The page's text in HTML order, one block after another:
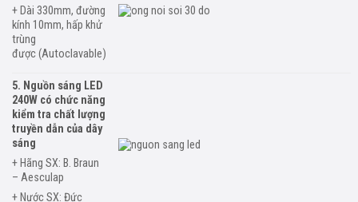
+ Dài 330mm, đường
kính 10mm, hấp khử
trùng
được(Autoclavable)
5. Nguồn sáng LED
240W có chức năng
kiểm tra chất lượng
truyền dẫn của dây
sáng
+ Hãng SX: B. Braun
– Aesculap
+ Nước SX: Đức